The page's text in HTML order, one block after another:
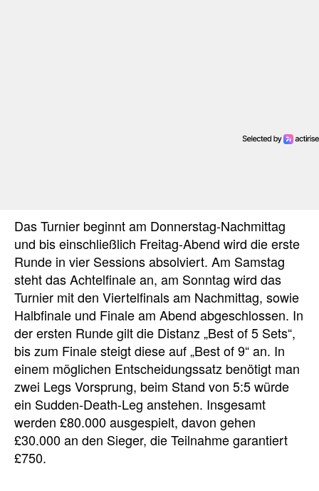
Das Turnier beginnt am Donnerstag-Nachmittag
und bis einschließlich Freitag-Abend wird die erste
Runde in vier Sessions absolviert. Am Samstag
steht das Achtelfinale an, am Sonntag wird das
Turnier mit den Viertelfinals am Nachmittag, sowie
Halbfinale und Finale am Abend abgeschlossen. In
der ersten Runde gilt die Distanz „Best of 5 Sets“,
bis zum Finale steigt diese auf „Best of 9“ an. In
einem möglichen Entscheidungssatz benötigt man
zwei Legs Vorsprung, beim Stand von 5:5 würde
ein Sudden-Death-Leg anstehen. Insgesamt
werden £80.000 ausgespielt, davon gehen
£30.000 an den Sieger, die Teilnahme garantiert
£750.